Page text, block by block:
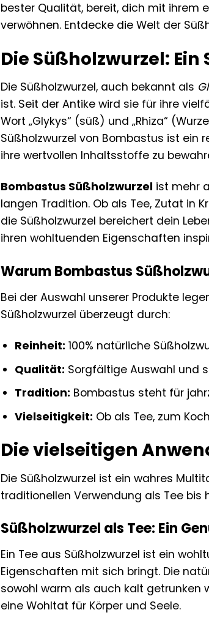
bester Qualität, bereit, dich mit ihrem
verwöhnen. Entdecke die Welt der
Die Süßholzwurzel:
Die Süßholzwurzel, auch bekannt als
ist. Seit der Antike wird sie für ihre
Wort „Glykys“ (süß) und „Rhiza“
Süßholzwurzel von Bombastus ist
ihre wertvollen Inhaltsstoffe zu
Bombastus Süßholzwurzel ist mehr
langen Tradition. Ob als Tee, Zutat in
die Süßholzwurzel bereichert dein
ihren wohltuenden Eigenschaften
Warum Bombastus
Bei der Auswahl unserer Produkte
Süßholzwurzel überzeugt durch:
Reinheit: 100% natürliche
Qualität: Sorgfältige Auswahl und
Tradition: Bombastus steht für
Vielseitigkeit: Ob als Tee, zum
Die vielseitigen
Die Süßholzwurzel ist ein wahres
traditionellen Verwendung als Tee bis
Süßholzwurzel als Tee: Ein
Ein Tee aus Süßholzwurzel ist ein
Eigenschaften mit sich bringt. Die
sowohl warm als auch kalt getrunken
eine Wohltat für Körper und Seele.